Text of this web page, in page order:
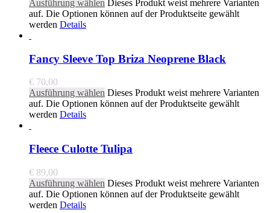
Ausführung wählen Dieses Produkt weist mehrere Varianten
auf. Die Optionen können auf der Produktseite gewählt
werden Details
Fancy Sleeve Top Briza Neoprene Black
€ 70,00
Ausführung wählen Dieses Produkt weist mehrere Varianten
auf. Die Optionen können auf der Produktseite gewählt
werden Details
Fleece Culotte Tulipa
€ 89,00
Ausführung wählen Dieses Produkt weist mehrere Varianten
auf. Die Optionen können auf der Produktseite gewählt
werden Details